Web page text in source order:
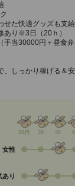
せた快適グッズも支給
あり※3日（20ｈ）
手当30000円＋昼食
、しっかり稼げる＆
20代 30 40
女性
あり